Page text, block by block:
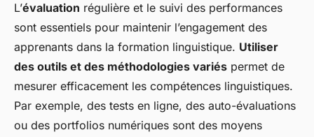
L’évaluation régulière et le suivi des performances
sont essentiels pour maintenir l’engagement des
apprenants dans la formation linguistique. Utiliser
des outils et des méthodologies variés permet de
mesurer efficacement les compétences linguistiques.
Par exemple, des tests en ligne, des auto-évaluations
ou des portfolios numériques sont des moyens